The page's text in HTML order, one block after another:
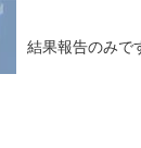
結果報告のみで